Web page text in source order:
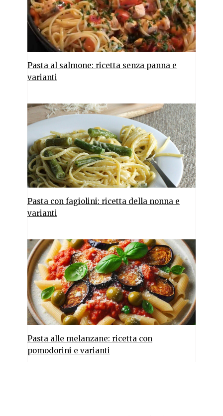
Pasta al salmone: ricetta senza panna e
varianti
Pasta con fagiolini: ricetta della nonna e
varianti
Pasta alle melanzane: ricetta con
pomodorini e varianti